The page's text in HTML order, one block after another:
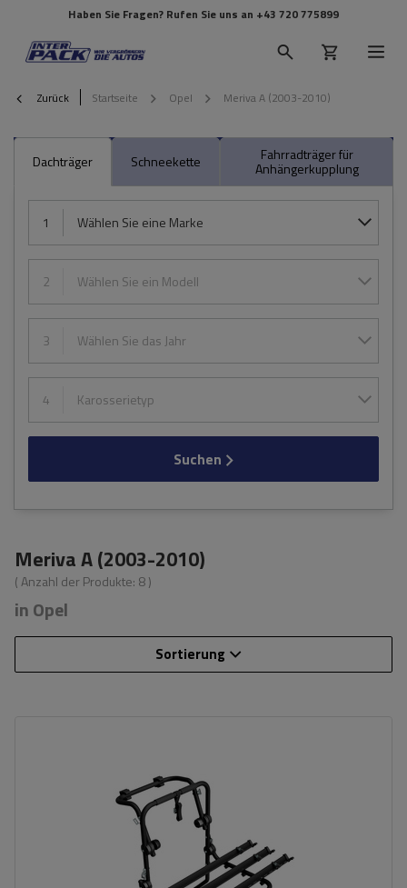
Haben Sie Fragen? Rufen Sie uns an +43 720 775899
Zurück Startseite Opel Meriva A (2003-2010)
Dachträger Schneekette Fahrradträger für
Anhängerkupplung
1 Wählen Sie eine Marke
2 Wählen Sie ein Modell
3 Wählen Sie das Jahr
4 Karosserietyp
Suchen
Meriva A (2003-2010)
( Anzahl der Produkte: 8)
in Opel
Sortierung
universelles Montagesystem
kompatibel mit allen Karosseriearten